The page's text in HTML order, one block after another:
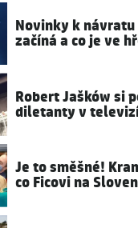
Novinky k návratu
začíná a co je ve
Robert Jašków si
diletanty v
Je to směšné!
co Ficovi na